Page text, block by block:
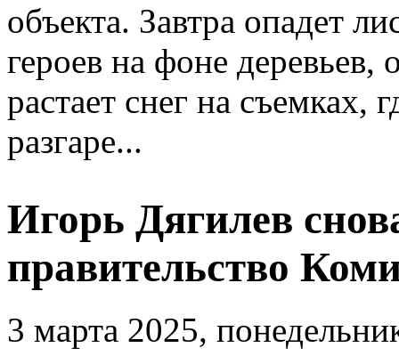
объекта. Завтра опадет
героев на фоне деревьев,
растает снег на съемках,
разгаре...
Игорь Дягилев
правительство
3 марта 2025,